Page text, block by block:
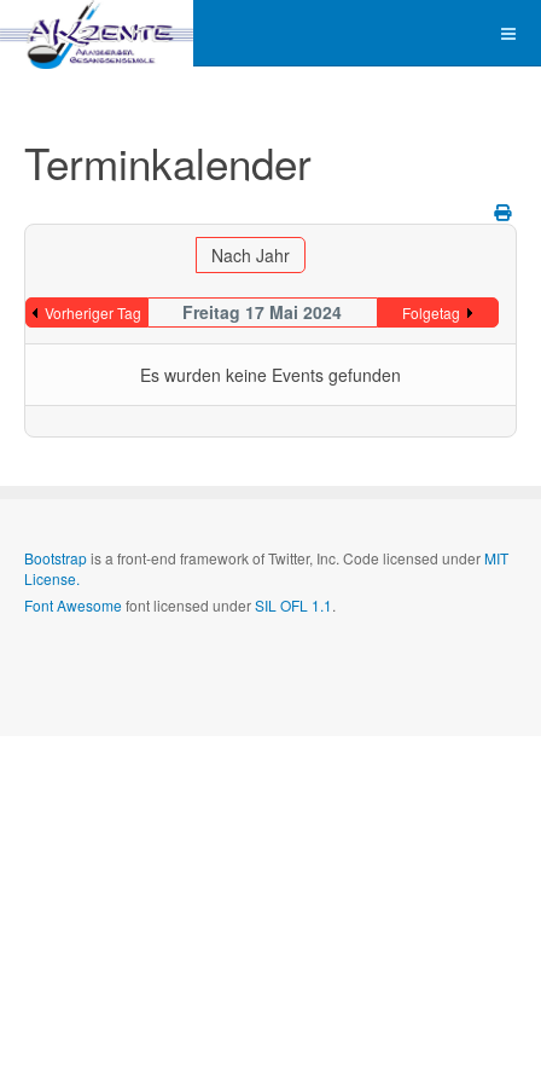
Terminkalender
Nach Jahr
Vorheriger Tag Freitag 17 Mai 2024 Folgetag
Es wurden keine Events gefunden
Bootstrapis a front-end framework of Twitter, Inc. Code licensed underMIT
License.
Font Awesomefont licensed underSIL OFL 1.1.